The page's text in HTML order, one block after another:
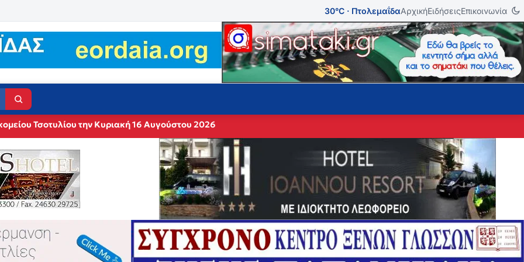
30°C · ΠτολεμαΐδαΑρχικήΕιδήσειςΕπικοινωνία
Τσοτυλίου την Κυριακή 16 Αυγούστου 2026